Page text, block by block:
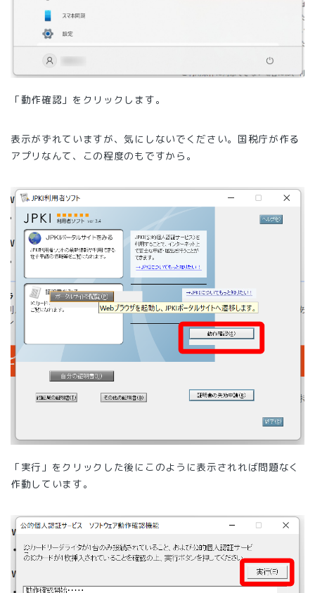
「動作確認」をクリックします。
表示がずれていますが、気にしないでください。国税庁が作る
アプリなんて、この程度のもですから。
「実行」をクリックした後にこのように表示されれば問題なく
作動しています。